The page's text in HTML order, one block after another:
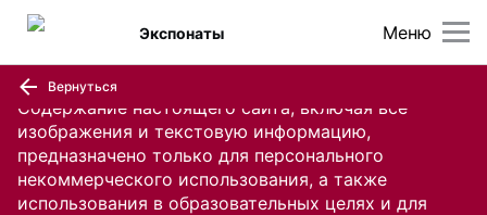
Содержание настоящего сайта, включая все
изображения и текстовую информацию,
предназначено только для персонального
некоммерческого использования, а также
использования в образовательных целях и для
Меню
Экспонаты
Вернуться